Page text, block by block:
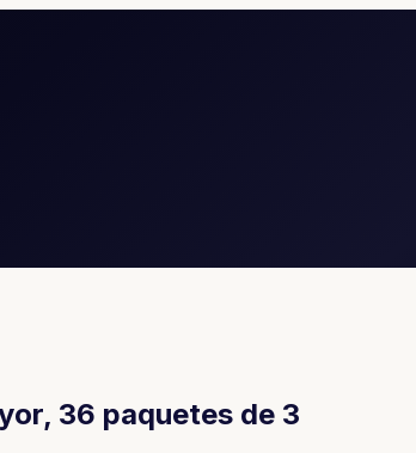
36 paquetes de 3